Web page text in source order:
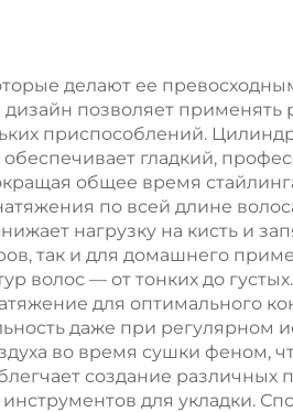
с логотипом,
делают ее
позволяет
приспособлений.
гладкий,
общее время
по всей длине
нагрузку на кисть и
так и для домашнего
волос — от тонких до
для оптимального
даже при регулярном
во время сушки феном,
создание различных
для укладки.